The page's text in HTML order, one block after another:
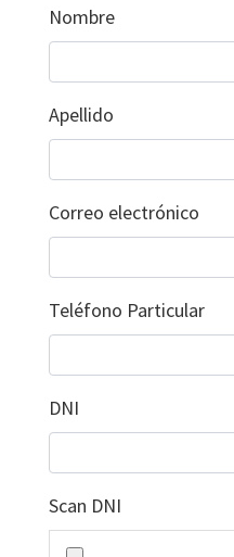
Nombre
Apellido
Correo electrónico
Teléfono Particular
DNI
Scan DNI